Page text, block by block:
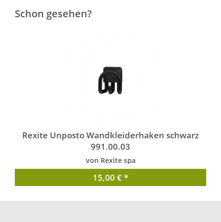
Schon gesehen?
Rexite Unposto Wandkleiderhaken schwarz
991.00.03
von Rexite spa
15,00 € *